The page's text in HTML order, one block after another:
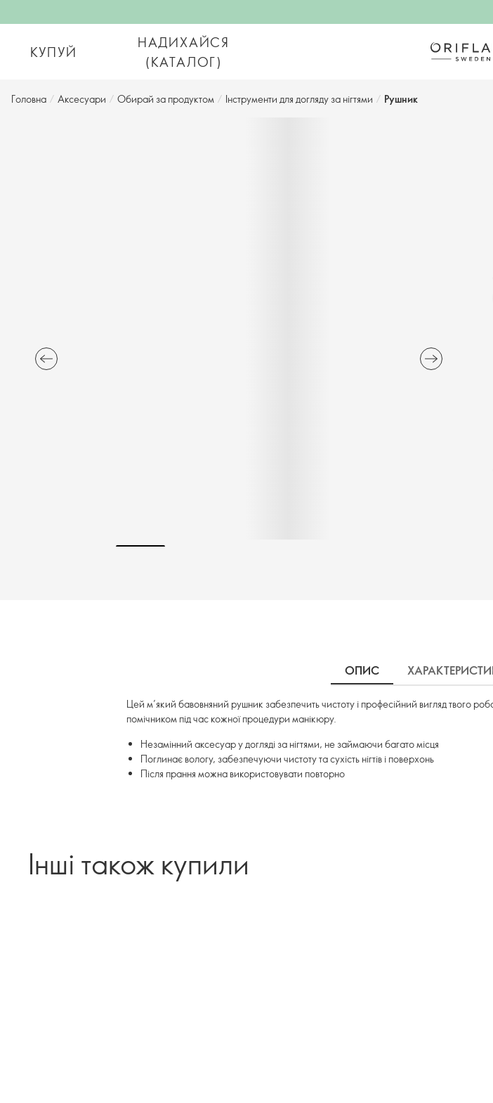
КУПУЙ
НАДИХАЙСЯ
(КАТАЛОГ)
Головна / Аксесуари / Обирай за продуктом / Інструменти для догляду за нігтями​ / Рушник
ОПИС
Цей м’який бавовняний рушник забезпечить чистоту і професійний вигляд твого
помічником під час кожної процедури манікюру.
Незамінний аксесуар у догляді за нігтями, не займаючи багато місця
Поглинає вологу, забезпечуючи чистоту та сухість нігтів і поверхонь
Після прання можна використовувати повторно
Інші також купили